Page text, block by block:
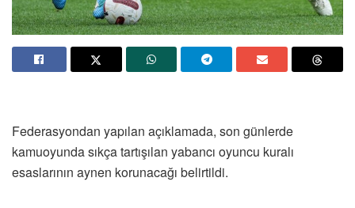
Federasyondan yapılan açıklamada, son günlerde
kamuoyunda sıkça tartışılan yabancı oyuncu kuralı
esaslarının aynen korunacağı belirtildi.